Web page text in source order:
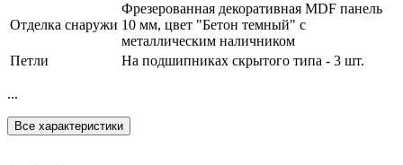
Отделка снаружи
Фрезерованная декоративная MDF панель
10 мм, цвет "Бетон темный" с
металлическим наличником
Петли
На подшипниках скрытого типа - 3 шт.
...
Все характеристики